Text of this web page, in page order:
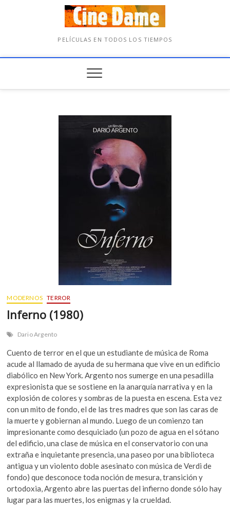
PELÍCULAS EN TODOS LOS TIEMPOS
MODERNOS TERROR
Inferno (1980)
Dario Argento
Cuento de terror en el que un estudiante de música de Roma
acude al llamado de ayuda de su hermana que vive en un edificio
diabólico en New York. Argento nos sumerge en una pesadilla
expresionista que se sostiene en la anarquía narrativa y en la
explosión de colores y sombras de la puesta en escena. Esta vez
con un mito de fondo, el de las tres madres que son las caras de
la muerte y gobiernan al mundo. Luego de un comienzo tan
impresionante como desquiciado (un pozo de agua en el sótano
del edificio, una clase de música en el conservatorio con una
extraña e inquietante presencia, una paseo por una biblioteca
antigua y un violento doble asesinato con música de Verdi de
fondo) que desconoce toda noción de mesura, transición y
ortodoxia, Argento abre las puertas del infierno donde sólo hay
lugar para las muertes, los enigmas y la crueldad.